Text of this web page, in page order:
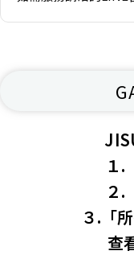
１.
２.
３.「
查